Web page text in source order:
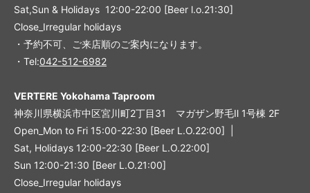
Sat,Sun & Holidays 12:00-22:00 [Beer l.o.21:30]
Close_Irregular holidays
・予約不可、ご来店順のご案内になります。
・Tel:042-512-6982
VERTERE Yokohama Taproom
神奈川県横浜市中区宮川町2丁目31 マガザン野毛Ⅱ 1号棟 2F
Open_Mon to Fri 15:00-22:30 [Beer L.O.22:00] |
Sat, Holidays 12:00-22:30 [Beer L.O.22:00]
Sun 12:00-21:30 [Beer L.O.21:00]
Close_Irregular holidays